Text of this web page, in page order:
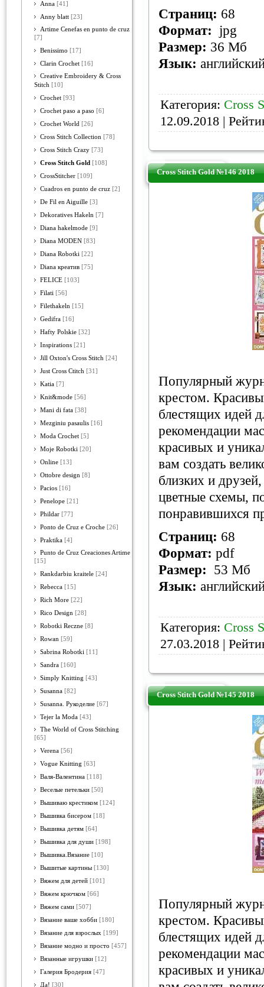
Anna [41]
Anny blatt [23]
Artime Cenefas en punto de cruz
[7]
Benissimo [17]
Clarin Crochet [16]
Creative Embroidery & Cross
Stitch [10]
Crochet [93]
Crochet paso a paso [6]
Crochet World [26]
Cross Stitch Collection [78]
Cross Stitch Crazy [73]
Cross Stitch Gold [108]
CrossStitcher [109]
Cuadros en punto de cruz [2]
De Fil en Aiguille [3]
Dekoratives Hakeln [7]
Diana hakelmode [9]
Diana MODEN [83]
Diana Robotki [22]
Diana креатив [75]
FELICE [103]
Filati [56]
Filethakeln [15]
Gedifra [16]
Hafty Polskie [32]
Inspirations [21]
Jill Oxton's Cross Stitch [24]
Just Cross Ctitch [31]
Katia [7]
Knit&mode [56]
Mani di fata [38]
Mezginiu pasaulis [16]
Moda Crochet [5]
Moje Robotki [20]
Online [13]
Ottobre design [8]
Pacios [16]
Penelope [21]
Phildar [77]
Ponto de Cruz e Croche [26]
Praktika [4]
Punto de Cruz Creaciones Artime
[15]
Rankdarbiu kraitele [24]
Rebecca [15]
Rich More [22]
Rico Design [28]
Robotki Reczne [8]
Rowan [59]
Sabrina Robotki [11]
Sandra [160]
Simply Knitting [43]
Susanna [82]
Susanna. Рукоделие [67]
Tejer la Moda [43]
The World of Cross Stitching
[65]
Verena [56]
Vogue Knitting [63]
Валя-Валентина [118]
Веселые петельки [50]
Вышиваю крестиком [124]
Вышивка бисером [18]
Вышивка детям [64]
Вышивка для души [198]
Вышивка.Вязание [10]
Вышитые картины [130]
Вяжем для детей [101]
Вяжем крючком [66]
Вяжем сами [507]
Вязание ваше хобби [180]
Вязание для взрослых [199]
Вязание модно и просто [457]
Вязанные игрушки [12]
Галерия Бродерия [47]
Да! [30]
Страниц: 68
Формат: jpg
Размер: 36 Мб
Язык:
Категория: Cross
12.09.2018 |
Cross Stitch Gold №146 2018
Популярный
крестом.
блестящих идей
рекомендации
красивых и
вам создать
близких и
цветные схемы,
понравившихся
Страниц: 68
Формат: pdf
Размер: 53 Мб
Язык:
Категория: Cross
27.03.2018 |
Cross Stitch Gold №145 2018
Популярный
крестом.
блестящих идей
рекомендации
красивых и